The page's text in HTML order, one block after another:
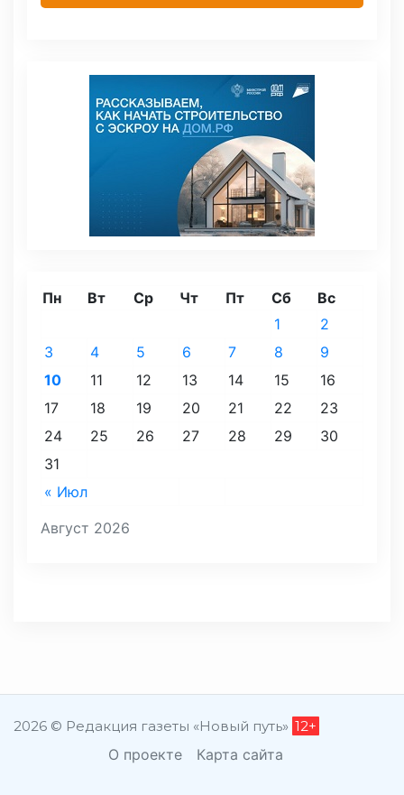
Август 2026
Пн Вт Ср Чт Пт Сб Вс
« Июл
1
2
3
4 5 6 7 8
9
10
11 12 13 14 15
16
17
18 19 20 21 22
23
24
25 26 27 28 29
30
31
2026 © Редакция газеты «Новый путь» 12+
О проекте Карта сайта